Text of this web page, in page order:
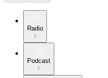
Radio
Podcast